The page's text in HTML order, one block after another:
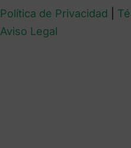
Política de Privacidad
Aviso Legal